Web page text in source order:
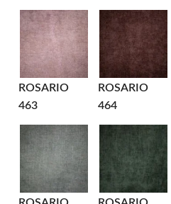
ROSARIO
463
ROSARIO
464